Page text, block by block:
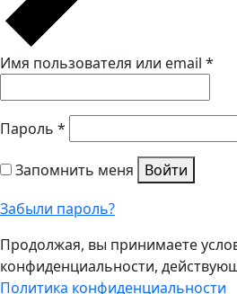
Имя пользователя или email *
Пароль *
Запомнить меня
Войти
Забыли пароль?
Продолжая, вы принимаете
конфиденциальности,
Политика конфиденциальности